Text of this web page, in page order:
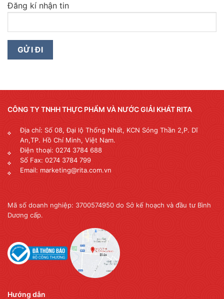
Đăng kí nhận tin
CÔNG TY TNHH THỰC PHẨM VÀ NƯỚC GIẢI KHÁT RITA
Địa chỉ: Số 08, Đại lộ Thống Nhất, KCN Sóng Thần 2,P. Dĩ
An,TP. Hồ Chí Minh, Việt Nam.
Điện thoại: 0274 3784 688
Số Fax: 0274 3784 799
Email: marketing@rita.com.vn
Mã số doanh nghiệp: 3700574950 do Sở kế hoạch và đầu tư Bình
Dương cấp.
Hướng dẫn